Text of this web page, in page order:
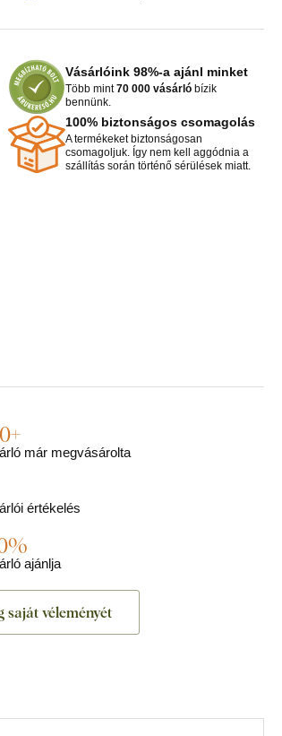
Vásárlóink 98%-a ajánl minket
Több mint70 000 vásárló bízik
bennünk.
100% biztonságos csomagolás
A termékeket biztonságosan
csomagoljuk. Így nem kell aggódnia a
szállítás során történő sérülések miatt.
már megvásárolta
értékelés
ajánlja
saját véleményét